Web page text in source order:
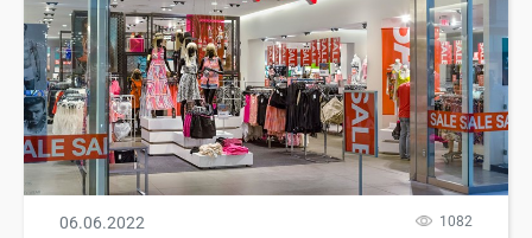
06.06.2022 1082